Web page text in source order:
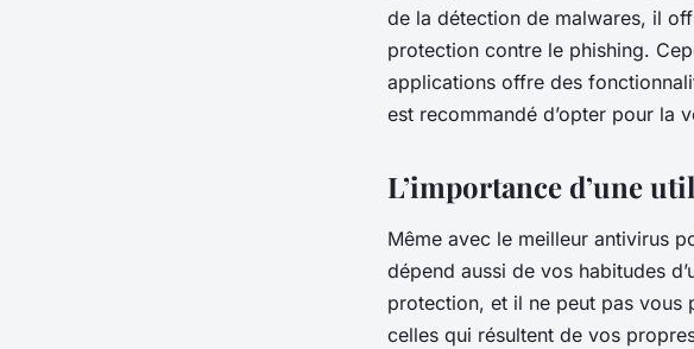
de la détection de malwares, il
protection contre le phishing.
applications offre des
est recommandé d’opter pour la
L’importance d’une
Même avec le meilleur antivirus
dépend aussi de vos habitudes
protection, et il ne peut pas vous
celles qui résultent de vos